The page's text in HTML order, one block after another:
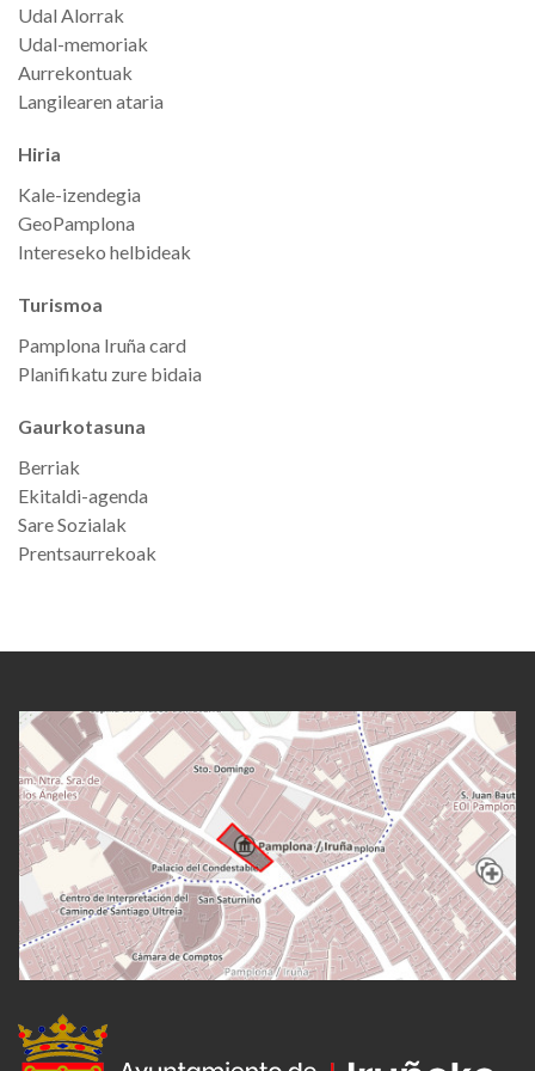
Udal Alorrak
Udal-memoriak
Aurrekontuak
Langilearen ataria
Hiria
Kale-izendegia
GeoPamplona
Intereseko helbideak
Turismoa
Pamplona Iruña card
Planifikatu zure bidaia
Gaurkotasuna
Berriak
Ekitaldi-agenda
Sare Sozialak
Prentsaurrekoak